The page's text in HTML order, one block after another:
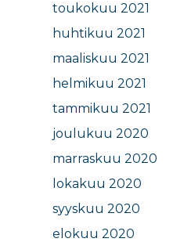
toukokuu 2021
huhtikuu 2021
maaliskuu 2021
helmikuu 2021
tammikuu 2021
joulukuu 2020
marraskuu 2020
lokakuu 2020
syyskuu 2020
elokuu 2020